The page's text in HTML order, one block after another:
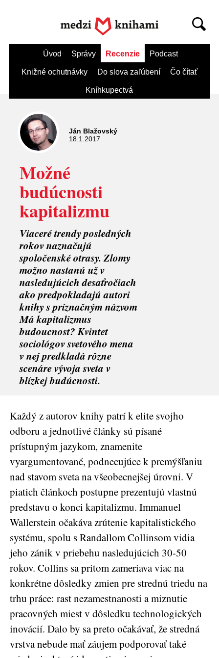
Úvod Správy Recenzie Podcast
Knižné ochutnávky Do slova zaľúbení Čo čítať
Kníhkupectvá
Ján Blažovský
18.1.2017
Možné
budúcnosti
kapitalizmu
Viaceré trendy posledných
rokov naznačujú
spoločenské otrasy. Zlomy
možno nastanú už v
nasledujúcich desaťročiach
ako predpokladajú autori
knihy s príznačným názvom
Má kapitalizmus
budoucnost? Kvintet
sociológov svetového mena
v nej predkladá rôzne
scenáre vývoja sveta v
blízkej budúcnosti.
Každý z autorov knihy patrí k elite svojho
odboru a jednotlivé články sú písané
prístupným jazykom, znamenite
vyargumentované, podnecujúce k premýšľaniu
nad stavom sveta na všeobecnejšej úrovni. V
piatich článkoch postupne prezentujú vlastnú
predstavu o konci kapitalizmu. Immanuel
Wallerstein očakáva zrútenie kapitalistického
systému, spolu s Randallom Collinsom vidia
jeho zánik v priebehu nasledujúcich 30-50
rokov. Collins sa pritom zameriava viac na
konkrétne dôsledky zmien pre strednú triedu na
trhu práce: rast nezamestnanosti a miznutie
pracovných miest v dôsledku technologických
inovácií. Dalo by sa preto očakávať, že stredná
vrstva nebude mať záujem podporovať také